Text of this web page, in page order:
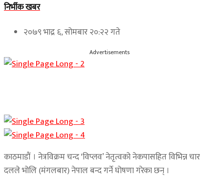
निर्भीक खबर
२०७९ भाद्र ६, सोमबार २०:२२ गते
Advertisements
काठमाडौं । नेत्रविक्रम चन्द ‘विप्लव’ नेतृत्वको नेकपासहित विभिन्न चार
दलले भोलि (मंगलबार) नेपाल बन्द गर्ने घोषणा गरेका छन् ।